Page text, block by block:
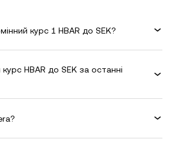
курс 1 HBAR до SEK?
HBAR до SEK за останні